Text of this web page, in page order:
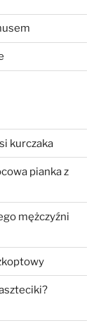
kurczaka
pianka z
mężczyźni